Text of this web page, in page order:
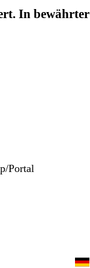
In bewährter
Portal